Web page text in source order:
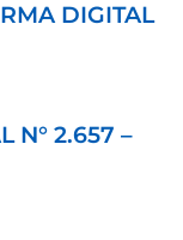
DIGITAL
N° 2.657 –